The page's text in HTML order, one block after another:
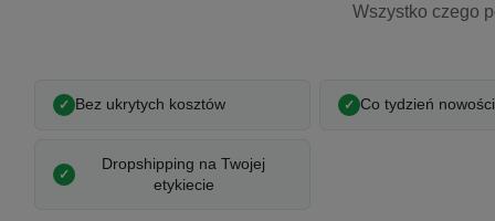
Wszystko czego
Bez ukrytych kosztów Co tydzień nowości
Dropshipping na Twojej
etykiecie